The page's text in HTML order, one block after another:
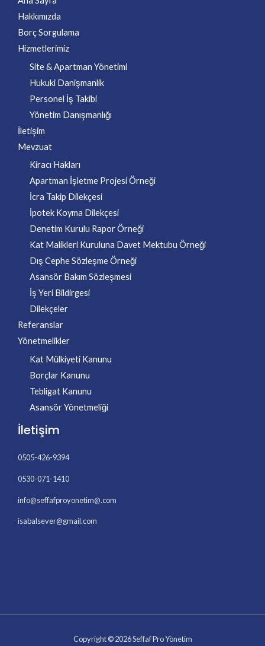
Hakkımızda
Borç Sorgulama
Hizmetlerimiz
Site & Apartman Yönetimi
Hukuki Danişmanlik
Personel İş Takibi
Yönetim Danışmanlığı
İletişim
Mevzuat
Kiracı Hakları
Apartman İşletme Projesi Örneği
İcra Takip Dilekçesi
İpotek Koyma Dilekçesi
Denetim Kurulu Rapor Örneği
Kat Malikleri Kuruluna Davet Mektubu Örneği
Dış Cephe Sözleşme Örneği
Asansör Bakım Sözleşmesi
İş Yeri Bildirgesi
Dilekçeler
Referanslar
Yönetmelikler
Kat Mülkiyeti Kanunu
Borçlar Kanunu
Tebligat Kanunu
Asansör Yönetmeliği
İletişim
0505-426-9394
0530-071-1410
info@seffafproyonetim@.com
isabalsever@gmail.com
Copyright © 2026 Seffaf Pro Yönetim